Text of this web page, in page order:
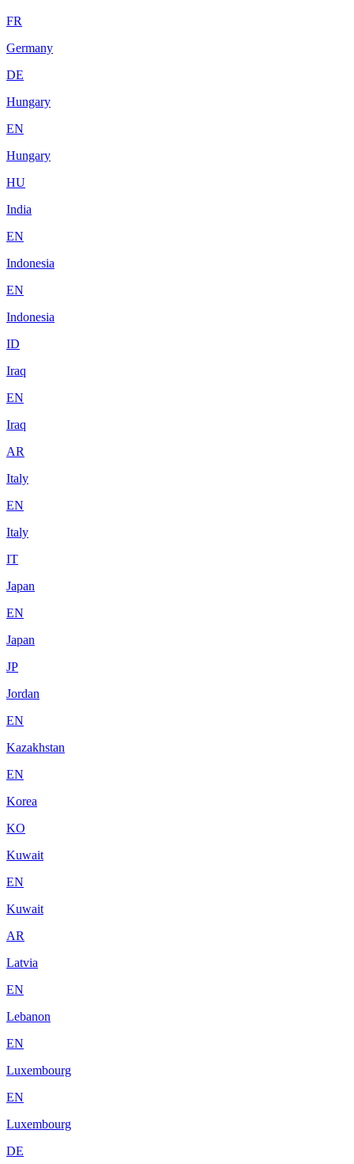
FR
Germany
DE
Hungary
EN
Hungary
HU
India
EN
Indonesia
EN
Indonesia
ID
Iraq
EN
Iraq
AR
Italy
EN
Italy
IT
Japan
EN
Japan
JP
Jordan
EN
Kazakhstan
EN
Korea
KO
Kuwait
EN
Kuwait
AR
Latvia
EN
Lebanon
EN
Luxembourg
EN
Luxembourg
DE